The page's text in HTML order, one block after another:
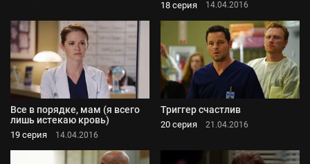
18 серия 14.04.2016
Все в порядке, мам (я всего
лишь истекаю кровь)
19 серия 14.04.2016
Триггер счастлив
20 серия 21.04.2016